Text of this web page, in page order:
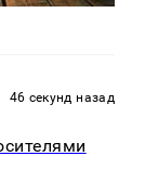
46 секунд назад